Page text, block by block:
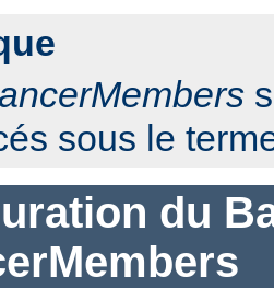
sous le
du